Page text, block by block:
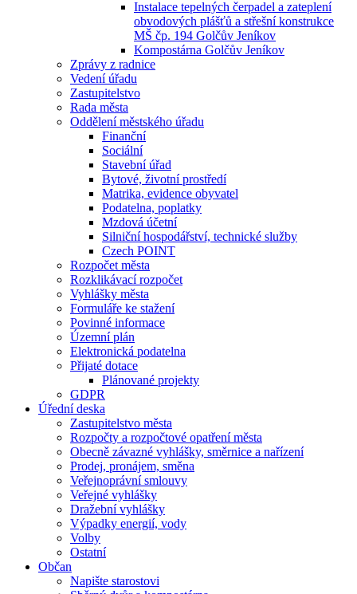
Instalace tepelných čerpadel a zateplení
obvodových plášťů a střešní konstrukce
MŠ čp. 194 Golčův Jeníkov
Kompostárna Golčův Jeníkov
Zprávy z radnice
Vedení úřadu
Zastupitelstvo
Rada města
Oddělení městského úřadu
Finanční
Sociální
Stavební úřad
Bytové, životní prostředí
Matrika, evidence obyvatel
Podatelna, poplatky
Mzdová účetní
Silniční hospodářství, technické služby
Czech POINT
Rozpočet města
Rozklikávací rozpočet
Vyhlášky města
Formuláře ke stažení
Povinné informace
Územní plán
Elektronická podatelna
Přijaté dotace
Plánované projekty
GDPR
Úřední deska
Zastupitelstvo města
Rozpočty a rozpočtové opatření města
Obecně závazné vyhlášky, směrnice a nařízení
Prodej, pronájem, směna
Veřejnoprávní smlouvy
Veřejné vyhlášky
Dražební vyhlášky
Výpadky energií, vody
Volby
Ostatní
Občan
Napište starostovi